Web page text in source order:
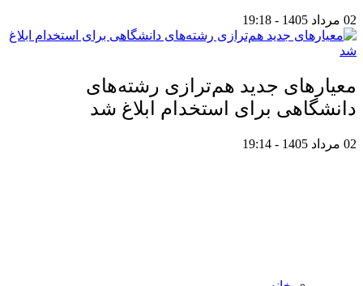
02 مرداد 1405 - 19:18
معیار‌های جدید هم‌ترازی رشته‌های
دانشگاهی برای استخدام ابلاغ شد
02 مرداد 1405 - 19:14